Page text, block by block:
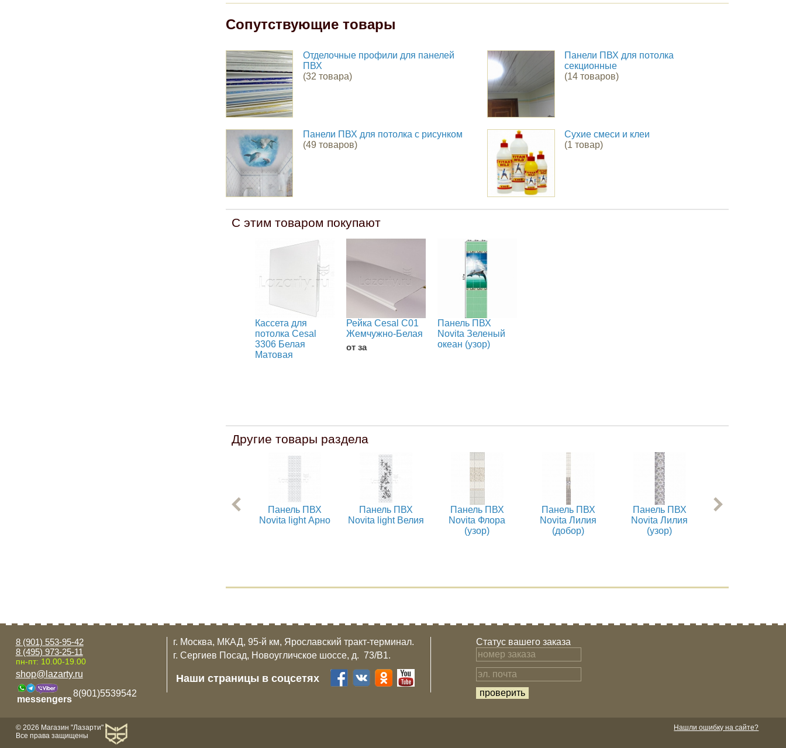
Сопутствующие товары
Отделочные профили для панелей
ПВХ
(32 товара)
Панели ПВХ для потолка
секционные
(14 товаров)
Панели ПВХ для потолка с рисунком
(49 товаров)
Сухие смеси и клеи
(1 товар)
С этим товаром покупают
Кассета для
потолка Cesal
3306 Белая
Матовая
Рейка Cesal С01
Жемчужно-Белая
от за
Панель ПВХ
Novita Зеленый
океан (узор)
Другие товары раздела
Панель ПВХ
Novita light Арно
Панель ПВХ
Novita light Велия
Панель ПВХ
Novita Флора
(узор)
Панель ПВХ
Novita Лилия
(добор)
Панель ПВХ
Novita Лилия
(узор)
8 (901) 553-95-42
8 (495) 973-25-11
пн-пт: 10.00-19.00
shop@lazarty.ru
messengers
8(901)5539542
г. Москва, МКАД, 95-й км, Ярославский тракт-терминал.
г. Сергиев Посад, Новоугличское шоссе, д. 73/B1.
Наши страницы в соцсетях
Статус вашего заказа
Нашли ошибку на сайте?
© 2026 Магазин "Лазарти"
Все права защищены